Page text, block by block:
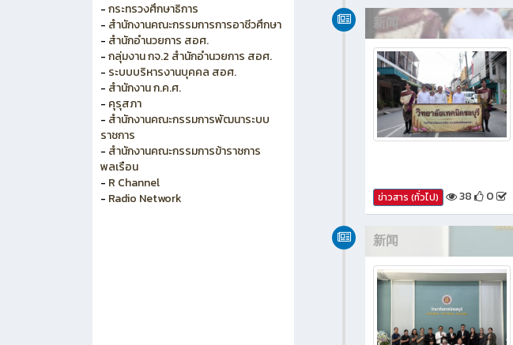
-กระทรวงศึกษาธิการ
- สำนักงานคณะกรรมการการอาชีวศึกษา
- สำนักอำนวยการ สอศ.
-กลุ่มงาน กจ.2 สำนักอำนวยการ สอศ.
- ระบบบริหารงานบุคคล สอศ.
- สำนักงาน ก.ค.ศ.
- คุรุสภา
- สำนักงานคณะกรรมการพัฒนาระบบ
ราชการ
- สำนักงานคณะกรรมการข้าราชการ
พลเรือน
- R Channel
- Radio Network
新闻
ข่าวสาร (ทั่วไป) 38 0
新闻